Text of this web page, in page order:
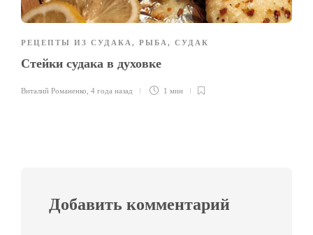
РЕЦЕПТЫ ИЗ СУДАКА , РЫБА , СУДАК
Стейки судака в духовке
Виталий Романенко 4 года назад 1 мин
Добавить комментарий